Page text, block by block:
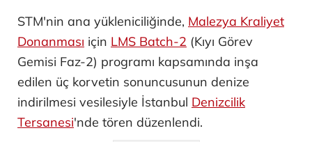
STM'nin ana yükleniciliğinde, Malezya Kraliyet
Donanması için LMS Batch-2 (Kıyı Görev
Gemisi Faz-2) programı kapsamında inşa
edilen üç korvetin sonuncusunun denize
indirilmesi vesilesiyle İstanbul Denizcilik
Tersanesi'nde tören düzenlendi.